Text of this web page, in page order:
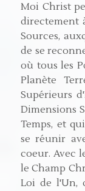
Moi Christ
directement
Sources,
de se
où tous les
Planète
Supérieurs
Dimensions
Temps, et
se réunir
coeur. Avec
le Champ
Loi de l'Un,